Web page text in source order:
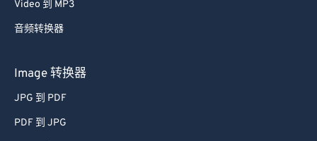
Video 到 MP3
音频转换器
Image 转换器
JPG 到 PDF
PDF 到 JPG